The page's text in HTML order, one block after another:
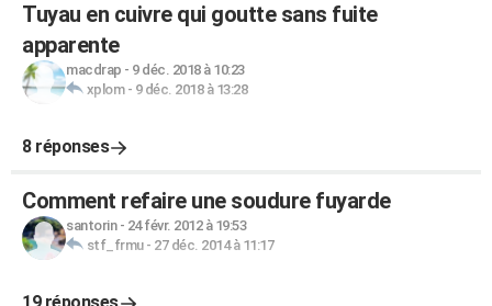
Tuyau en cuivre qui goutte sans fuite
apparente
macdrap - 9 déc. 2018 à 10:23
xplom- 9 déc. 2018 à 13:28
8 réponses
Comment refaire une soudure fuyarde
santorin- 24 févr. 2012 à 19:53
stf_frmu- 27 déc. 2014 à 11:17